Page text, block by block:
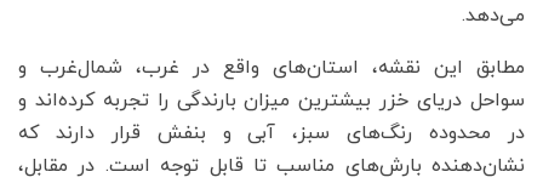
می‌دهد.
مطابق این نقشه، استان‌های واقع در غرب، شمال‌غرب و
سواحل دریای خزر بیشترین میزان بارندگی را تجربه کرده‌اند و
در محدوده رنگ‌های سبز، آبی و بنفش قرار دارند که
نشان‌دهنده بارش‌های مناسب تا قابل توجه است. در مقابل،